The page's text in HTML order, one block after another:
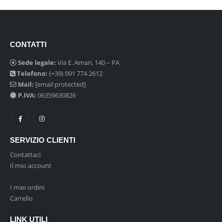
CONTATTI
Sede legale: Via E. Amari, 140 – PA
Telefono: (+39) 091 774 2612
Mail: [email protected]
P.IVA: 06359630826
SERVIZIO CLIENTI
Contattaci
Il mio account
I miei ordini
Carrello
LINK UTILI